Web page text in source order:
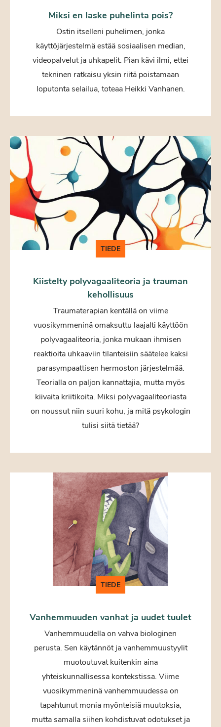
Miksi en laske puhelinta pois?
Ostin itselleni puhelimen, jonka
käyttöjärjestelmä estää sosiaalisen median,
videopalvelut ja uhkapelit. Pian kävi ilmi, ettei
tekninen ratkaisu yksin riitä poistamaan
loputonta selailua, toteaa Heikki Vanhanen.
TIEDE
Kiistelty polyvagaaliteoria ja trauman
kehollisuus
Traumaterapian kentällä on viime
vuosikymmeninä omaksuttu laajalti käyttöön
polyvagaaliteoria, jonka mukaan ihmisen
reaktioita uhkaaviin tilanteisiin säätelee kaksi
parasympaattisen hermoston järjestelmää.
Teorialla on paljon kannattajia, mutta myös
kiivaita kriitikoita. Miksi polyvagaaliteoriasta
on noussut niin suuri kohu, ja mitä psykologin
tulisi siitä tietää?
TIEDE
Vanhemmuuden vanhat ja uudet tuulet
Vanhemmuudella on vahva biologinen
perusta. Sen käytännöt ja vanhemmuustyylit
muotoutuvat kuitenkin aina
yhteiskunnallisessa kontekstissa. Viime
vuosikymmeninä vanhemmuudessa on
tapahtunut monia myönteisiä muutoksia,
mutta samalla siihen kohdistuvat odotukset ja